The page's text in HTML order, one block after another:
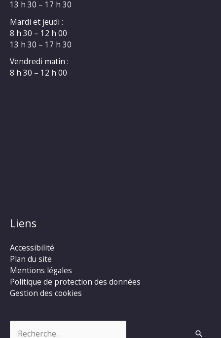
13 h 30 – 17 h 30
Mardi et jeudi :
8 h 30 – 12 h 00
13 h 30 – 17 h 30
Vendredi matin :
8 h 30 – 12 h 00
Liens
Accessibilité
Plan du site
Mentions légales
Politique de protection des données
Gestion des cookies